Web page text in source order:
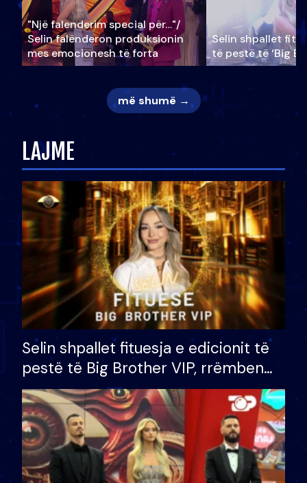
"Një falenderim special për…"/
Selin falënderon produksionin
mes emocionesh të forta
Selin shpallet
të pestë të ‘Big
më shumë →
LAJME
Selin shpallet fituesja e edicionit të
pestë të Big Brother VIP, rrëmben
çmimin e madh prej 100 mijë eurosh